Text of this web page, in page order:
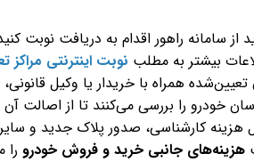
از سامانه راهور اقدام به دریافت نوبت
بیشتر به مطلب نوبت اینترنتی
تعیین‌شده همراه با خریدار یا وکیل
خودرو را بررسی می‌کنند تا از اصالت
هزینه کارشناسی، صدور پلاک جدید و
هزینه‌های جانبی خرید و فروش خودرو را